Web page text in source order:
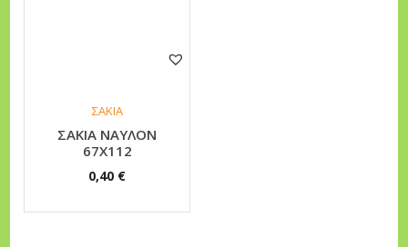
ΣΑΚΙΑ
ΣΑΚΙΑ ΝΑΥΛΟΝ
67Χ112
0,40 €